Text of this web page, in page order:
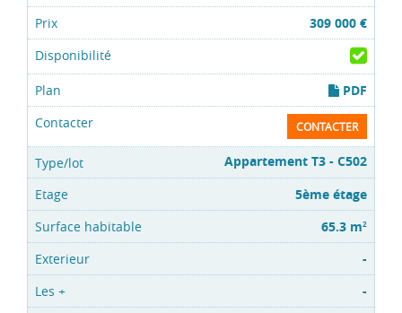
309 000 €
PDF
CONTACTER
Appartement T3 - C502
5ème étage
65.3 m2
-
-